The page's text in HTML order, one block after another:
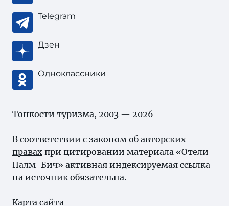
Telegram
Дзен
Одноклассники
Тонкости туризма, 2003 — 2026
В соответствии с законом об авторских
правах при цитировании материала «Отели
Палм-Бич» активная индексируемая ссылка
на источник обязательна.
Карта сайта